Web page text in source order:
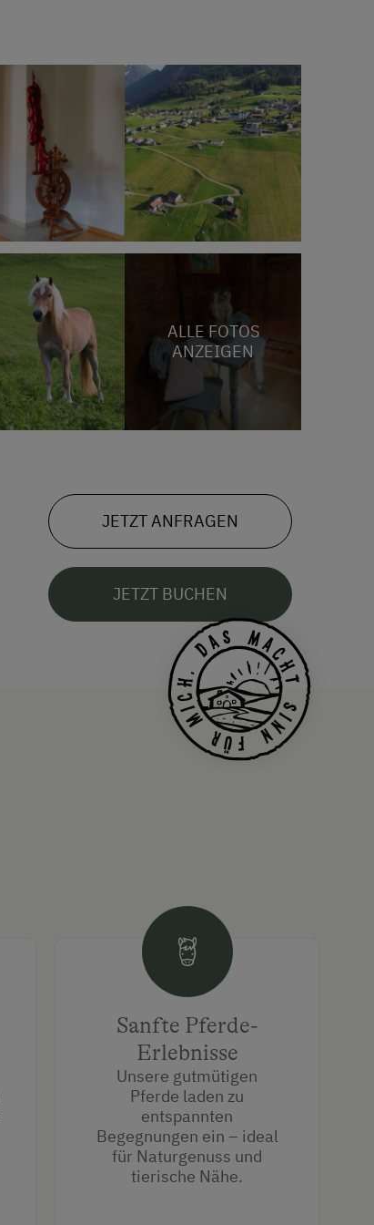
ALLE FOTOS
ANZEIGEN
JETZT ANFRAGEN
JETZT BUCHEN
Sanfte Pferde-
Erlebnisse
Unsere gutmütigen
Pferde laden zu
entspannten
Begegnungen ein – ideal
für Naturgenuss und
tierische Nähe.